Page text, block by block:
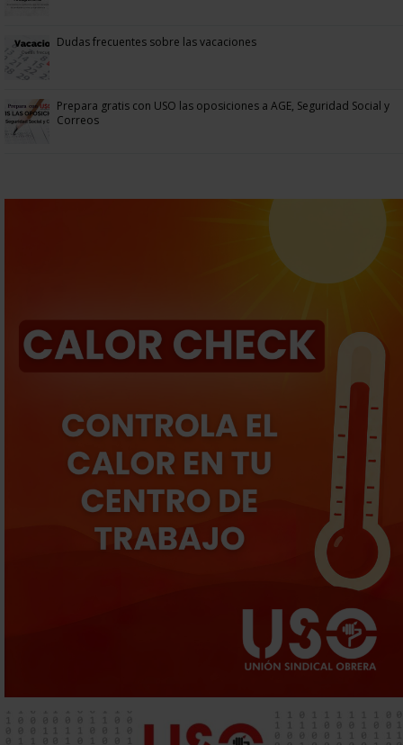
Dudas frecuentes sobre las vacaciones
Prepara gratis con USO las oposiciones a AGE, Seguridad Social y
Correos